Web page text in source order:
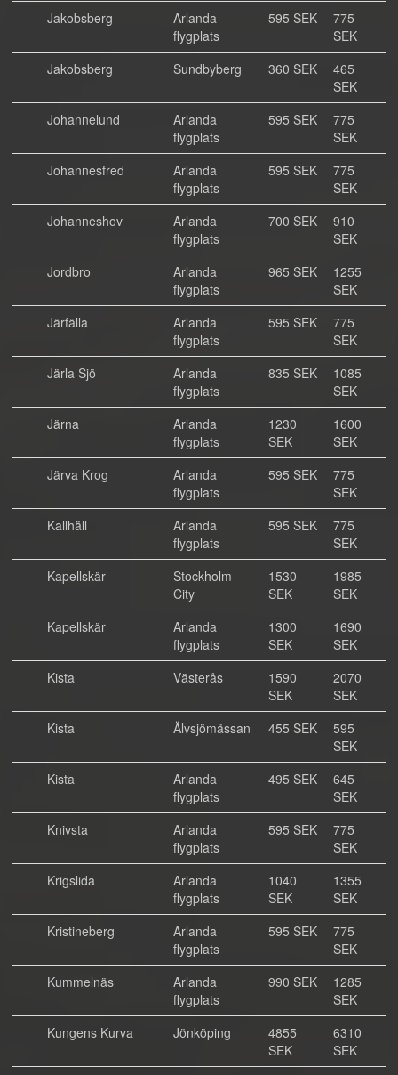
Jakobsberg
Arlanda
flygplats
595 SEK
775
SEK
Jakobsberg
Sundbyberg 360 SEK
465
SEK
Johannelund
Arlanda
flygplats
595 SEK
775
SEK
Johannesfred
Arlanda
flygplats
595 SEK
775
SEK
Johanneshov
Arlanda
flygplats
700 SEK
910
SEK
Jordbro
Arlanda
flygplats
965 SEK
1255
SEK
Järfälla
Arlanda
flygplats
595 SEK
775
SEK
Järla Sjö
Arlanda
flygplats
835 SEK
1085
SEK
Järna
Arlanda
flygplats
1230
SEK
1600
SEK
Järva Krog
Arlanda
flygplats
595 SEK
775
SEK
Kallhäll
Arlanda
flygplats
595 SEK
775
SEK
Kapellskär
Stockholm
City
1530
SEK
1985
SEK
Kapellskär
Arlanda
flygplats
1300
SEK
1690
SEK
Kista
Västerås
1590
SEK
2070
SEK
Kista
Älvsjömässan 455 SEK
595
SEK
Kista
Arlanda
flygplats
495 SEK
645
SEK
Knivsta
Arlanda
flygplats
595 SEK
775
SEK
Krigslida
Arlanda
flygplats
1040
SEK
1355
SEK
Kristineberg
Arlanda
flygplats
595 SEK
775
SEK
Kummelnäs
Arlanda
flygplats
990 SEK
1285
SEK
Kungens Kurva
Jönköping
4855
SEK
6310
SEK